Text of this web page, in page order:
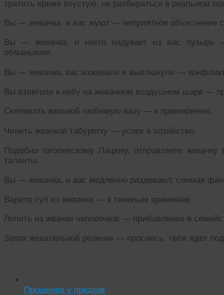
тратить время впустую, не разбираться в реальном
Вы — жевачка, и вас жуют — неприятное объяснение
Вы — жевачка, и некто надувает из вас пузырь
обманывает.
Вы — жевачка, вас изжевали и выплюнули —
Вы взлетели к небу на жевачном воздушном шаре —
Склеивать жвачкой любимую вазу — к примирению.
Чинить жвачкой табуретку — успех в хозяйстве.
Подобно гоголевскому Пацюку, отправляете
таланты.
Вы — жевачка, и вас медленно раздевают, снимая
Варите суп из жевачки — к тяжелым временам.
Лепить из жвачки человечков — прибавление в
Запах жевательной резинки — проснись, тебя ждет
Прощение у предков